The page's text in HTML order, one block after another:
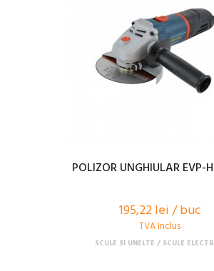
POLIZOR UNGHIULAR EVP-
195,22 lei / buc
TVA Inclus
SCULE SI UNELTE SCULE